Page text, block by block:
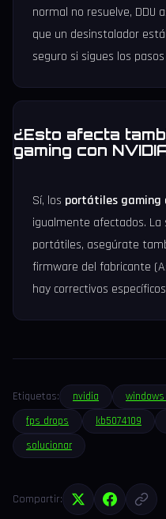
normal no resuelve, DDU
que un desinstalador
seguro si sigues los
¿Esto afecta
gaming con
Sí, los portátiles gaming
igualmente afectados. La
portátiles, asegúrate
firmware del fabricante
hay correctivos
Etiquetas: nvidia windows
fps drops
kb5074109
solucionar
Compartir: